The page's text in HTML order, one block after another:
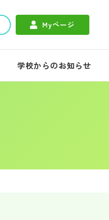
Myページ
学校からのお知らせ